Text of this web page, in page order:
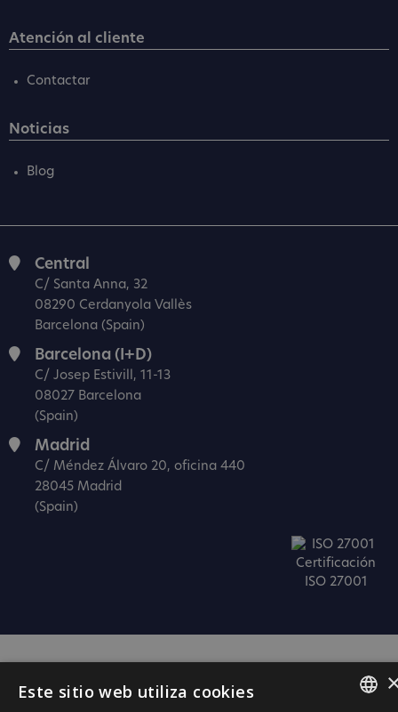
Atención al cliente
Contactar
Noticias
Blog
Central
C/ Santa Anna, 32
08290 Cerdanyola Vallès
Barcelona (Spain)
Barcelona (I+D)
C/ Josep Estivill, 11-13
08027 Barcelona
(Spain)
Madrid
C/ Méndez Álvaro 20, oficina 440
28045 Madrid
(Spain)
Certificación
ISO 27001
Este sitio web utiliza cookies